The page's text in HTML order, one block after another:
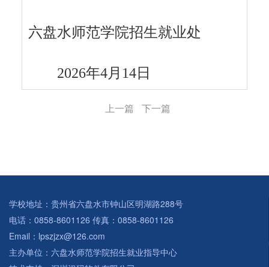
六盘水师范学院招生就业处
2026年4月14日
上一篇 下一篇
学校地址：贵州省六盘水市钟山区明湖路288号
电话：0858-8601126 传真：0858-8601126
Email：lpszjzx@126.com
主办单位：六盘水师范学院招生就业指导中心